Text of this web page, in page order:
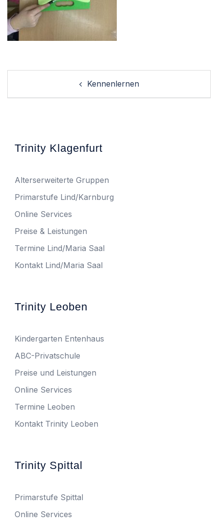
Kennenlernen
Trinity Klagenfurt
Alterserweiterte Gruppen
Primarstufe Lind/Karnburg
Online Services
Preise & Leistungen
Termine Lind/Maria Saal
Kontakt Lind/Maria Saal
Trinity Leoben
Kindergarten Entenhaus
ABC-Privatschule
Preise und Leistungen
Online Services
Termine Leoben
Kontakt Trinity Leoben
Trinity Spittal
Primarstufe Spittal
Online Services